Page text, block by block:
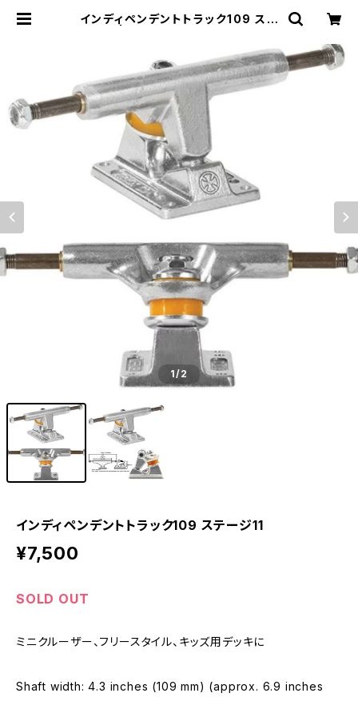
インディペンデントトラック109 ステ
1/2
インディペンデントトラック109 ステージ11
¥7,500
SOLD OUT
ミニクルーザー、フリースタイル、キッズ用デッキに
Shaft width: 4.3 inches (109 mm) (approx. 6.9 inches